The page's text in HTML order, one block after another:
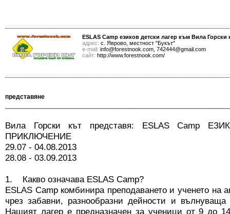
ESLAS Camp езиков детски лагер към Вила Горски
адрес: с. Яврово, местност "Букът"
е-mail: info@forestnook.com, 742444@gmail.com
сайт: http://www.forestnook.com/
представяне
Вила Горски кът представя: ESLAS Camp
ПРИКЛЮЧЕНИЕ
29.07 - 04.08.2013
28.08 - 03.09.2013
1. Какво означава ESLAS Camp?
ESLAS Camp комбинира преподаването и ученето на
чрез забавни, разнообразни дейности и вълнуваща
Нашият лагер е предназначен за ученици от 9 до